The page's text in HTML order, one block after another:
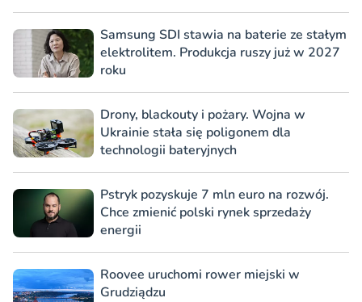
Samsung SDI stawia na baterie ze stałym
elektrolitem. Produkcja ruszy już w 2027
roku
Drony, blackouty i pożary. Wojna w
Ukrainie stała się poligonem dla
technologii bateryjnych
Pstryk pozyskuje 7 mln euro na rozwój.
Chce zmienić polski rynek sprzedaży
energii
Roovee uruchomi rower miejski w
Grudziądzu